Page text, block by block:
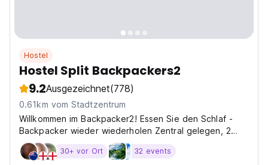
Hostel
Hostel Split Backpackers2
9.2Ausgezeichnet(778)
0.61km vom Stadtzentrum
Willkommen im Backpacker2! Essen Sie den Schlaf -
Backpacker wieder wiederholen Zentral gelegen, 2
Minuten zu Fuß vom BE entfernt
30+ vor Ort 32 events